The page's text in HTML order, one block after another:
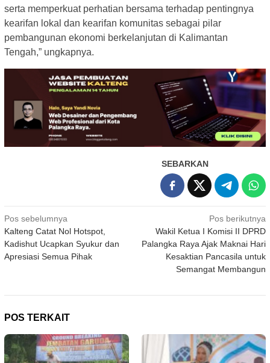
serta memperkuat perhatian bersama terhadap pentingnya
kearifan lokal dan kearifan komunitas sebagai pilar
pembangunan ekonomi berkelanjutan di Kalimantan
Tengah,” ungkapnya.
SEBARKAN
Navigasi
pos
Pos sebelumnya
Kalteng Catat Nol Hotspot,
Kadishut Ucapkan Syukur dan
Apresiasi Semua Pihak
Pos berikutnya
Wakil Ketua I Komisi II DPRD
Palangka Raya Ajak Maknai Hari
Kesaktian Pancasila untuk
Semangat Membangun
POS TERKAIT